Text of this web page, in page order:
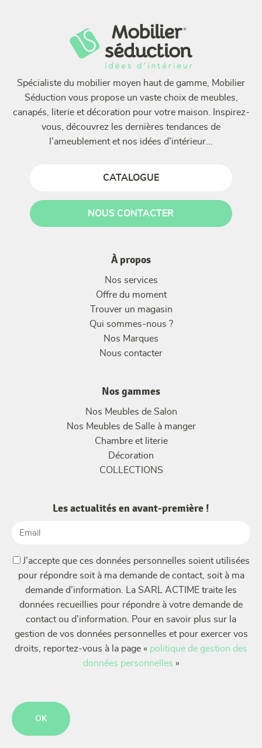
Spécialiste du mobilier moyen haut de gamme, Mobilier
Séduction vous propose un vaste choix de meubles,
canapés, literie et décoration pour votre maison. Inspirez-
vous, découvrez les dernières tendances de
l'ameublement et nos idées d'intérieur...
CATALOGUE
NOUS CONTACTER
À propos
Nos services
Offre du moment
Trouver un magasin
Qui sommes-nous ?
Nos Marques
Nous contacter
Nos gammes
Nos Meubles de Salon
Nos Meubles de Salle à manger
Chambre et literie
Décoration
COLLECTIONS
Les actualités en avant-première !
(Nécessaire)
J’accepte que ces données personnelles soient utilisées
pour répondre soit à ma demande de contact, soit à ma
demande d’information. La SARL ACTIME traite les
données recueillies pour répondre à votre demande de
contact ou d’information. Pour en savoir plus sur la
gestion de vos données personnelles et pour exercer vos
droits, reportez-vous à la page « politique de gestion des
données personnelles »